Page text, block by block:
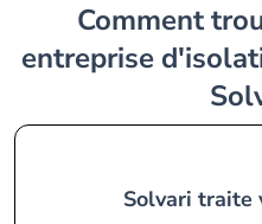
Comment trouver le meilleur
entreprise
Solvari